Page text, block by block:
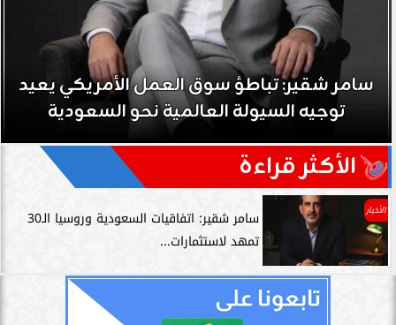
سامر شقير: تباطؤ سوق العمل الأمريكي يعيد
توجيه السيولة العالمية نحو السعودية
الأكثر قراءة
الأخبار
سامر شقير: اتفاقيات السعودية وروسيا الـ30
تمهد لاستثمارات...